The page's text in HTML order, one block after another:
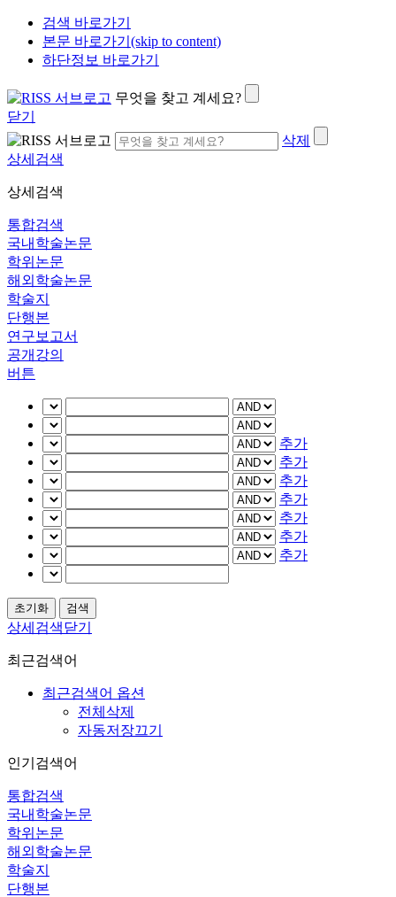
검색 바로가기
본문 바로가기(skip to content)
하단정보 바로가기
무엇을 찾고 계세요?
닫기
삭제
상세검색
상세검색
통합검색
국내학술논문
학위논문
해외학술논문
학술지
단행본
연구보고서
공개강의
버튼
추가
추가
추가
추가
추가
추가
추가
상세검색닫기
최근검색어
최근검색어 옵션
전체삭제
자동저장끄기
인기검색어
통합검색
국내학술논문
학위논문
해외학술논문
학술지
단행본